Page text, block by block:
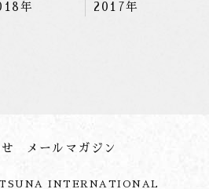
年 2017年
メールマガジン
INTERNATIONAL